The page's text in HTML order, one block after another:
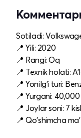
Sotiladi:
📍 Yili: 2020
📍 Rangi: Oq
📍 Texnik holati:
📍 Yonilg'i turi:
📍 Yurgani: 40,000
📍 Joylar soni: 7
📍 Qo'shimcha